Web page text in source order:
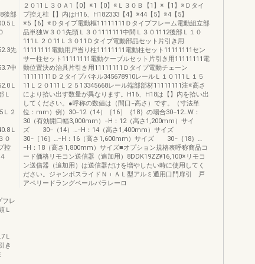
後部
Ｌ
先
中
Ｌ
Ｌ
Ｌ２
Ｌ
０
控
フレ
Ｌ
Ｌ
き
２０11Ｌ３０Ａ1【0】※1【0】※Ｌ３０Ｂ【1】※【1】※Ｄタイ
プ控え柱【】内はH16、H182333【4】※44【5】※4【5】
※5【6】※Ｄタイプ電動框11111111Ｄタイプフレーム電動組立部
品単独Ｗ３０1先頭Ｌ３０1111111中間Ｌ３０1112後部Ｌ１０
111Ｌ２０11Ｌ３０11Ｄタイプ電動部品セット片引き用
11111111電動用戸当り柱11111111電動柱セット11111111セン
サー柱セット11111111電動ケーブルセット片引き用11111111電
動位置決め治具片引き用11111111Ｄタイプ電動チェーン
11111111Ｄ２タイプパネル345678910レールＬ１０111Ｌ１５
11Ｌ２０111Ｌ２５13345668レール端部部材11111111注※高さ
により拾い出す数量が異なります。H16、H18は【】内を拾い出
してください。●呼称の数値は（間口−高さ）です。（寸法単
位：mm）例）30−12（14）［16］｛18｝の場合30−12…W：
30（有効開口幅3,000mm）−H：12（高さ1,200mm）サイ
ズ 30−（14）…−H：14（高さ1,400mm）サイズ
30−［16］…−H：16（高さ1,600mm）サイズ 30−｛18｝…
−H：18（高さ1,800mm）サイズ■オプション規格表呼称商品コ
ード価格リモコン送信器（追加用）8DDK19ZZ¥16,100※リモコ
ン送信器（追加用）は送信器だけを増やしたい時に使用してく
ださい。ジャンボスライドＮ︲ＡＬ型アルミ通用口門扉引 戸
アペリードラングベールパラレーロ